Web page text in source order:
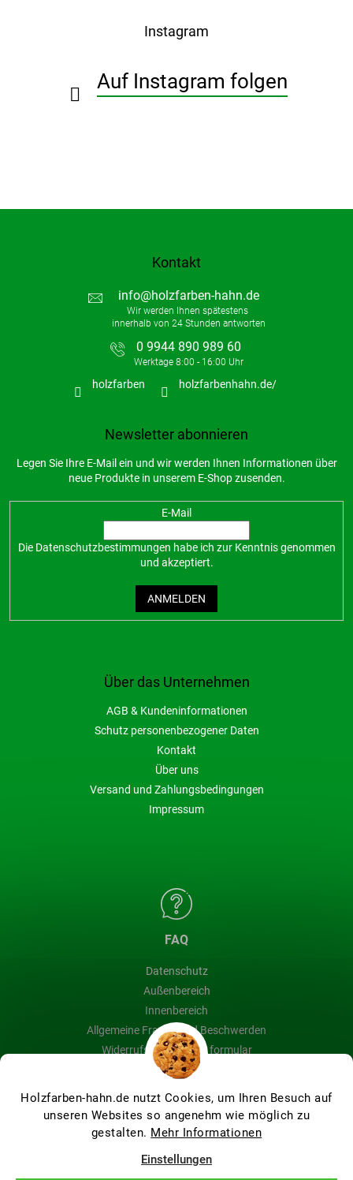
Holzfarben-hahn.de nutzt Cookies, um Ihren Besuch auf
unseren Websites so angenehm wie möglich zu
gestalten. Mehr Informationen
Einstellungen
Über das Unternehmen
AGB & Kundeninformationen
Schutz personenbezogener Daten
Kontakt
Über uns
Versand und Zahlungsbedingungen
Impressum
Instagram
Auf Instagram folgen
FAQ
Datenschutz
Außenbereich
Innenbereich
Allgemeine Fragen und Beschwerden
Widerrufsbelehrung & formular
Blog
Kontakt
info@holzfarben-hahn.de
0 9944 890 989 60
holzfarben holzfarbenhahn.de/
Newsletter abonnieren
Legen Sie Ihre E-Mail ein und wir werden Ihnen Informationen über
neue Produkte in unserem E-Shop zusenden.
E-Mail
Die Datenschutzbestimmungen habe ich zur Kenntnis genommen
und akzeptiert.
ANMELDEN